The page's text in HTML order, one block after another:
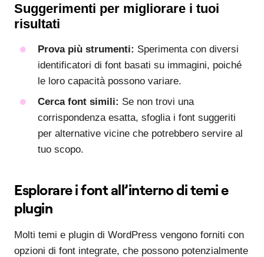
Suggerimenti per migliorare i tuoi
risultati
Prova più strumenti: Sperimenta con diversi
identificatori di font basati su immagini, poiché
le loro capacità possono variare.
Cerca font simili: Se non trovi una
corrispondenza esatta, sfoglia i font suggeriti
per alternative vicine che potrebbero servire al
tuo scopo.
Esplorare i font all’interno di temi e
plugin
Molti temi e plugin di WordPress vengono forniti con
opzioni di font integrate, che possono potenzialmente